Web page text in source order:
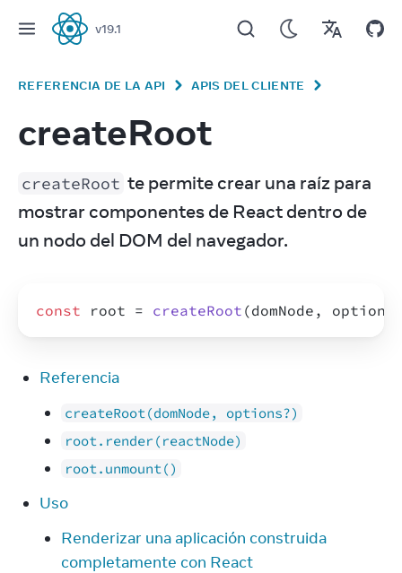
React
v19.1
REFERENCIA DE LA API APIS DEL CLIENTE
createRoot
createRoot te permite crear una raíz para
mostrar componentes de React dentro de
un nodo del DOM del navegador.
const root = createRoot (domNode , options
Referencia
createRoot(domNode, options?)
root.render(reactNode)
root.unmount()
Uso
Renderizar una aplicación construida
completamente con React